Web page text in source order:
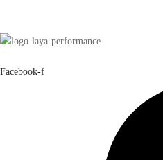
Facebook-f